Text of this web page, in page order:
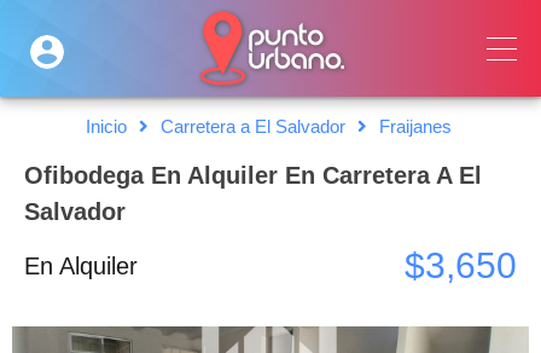
Inicio Carretera a El Salvador Fraijanes
Ofibodega En Alquiler En Carretera A El
Salvador
En Alquiler $3,650